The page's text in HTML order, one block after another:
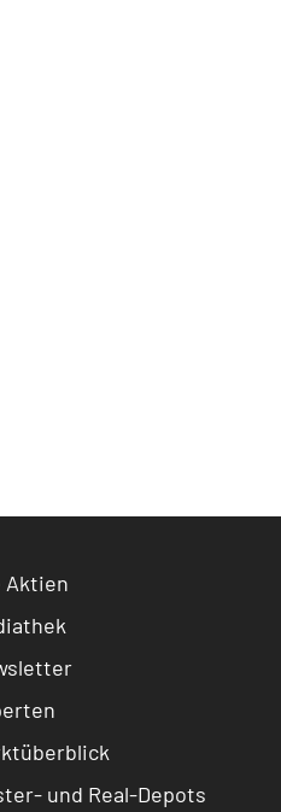
Aktien
und Real-Depots